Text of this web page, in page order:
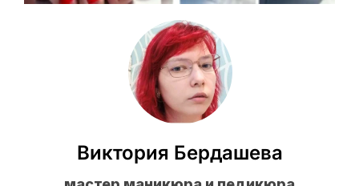
Виктория Бердашева